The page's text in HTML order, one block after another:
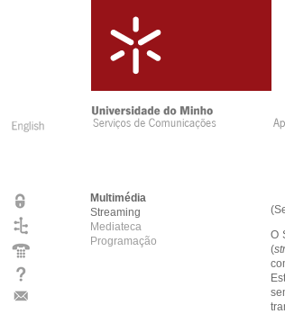
Multimédia
Streaming
Mediateca
Programação
O
(